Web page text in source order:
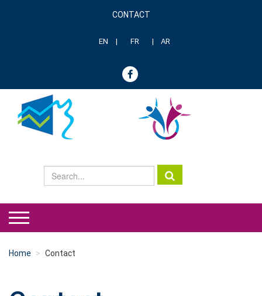
CONTACT
EN FR AR
Home Contact